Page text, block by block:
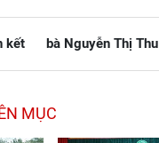
kết bà Nguyễn Thị Thu
MỤC